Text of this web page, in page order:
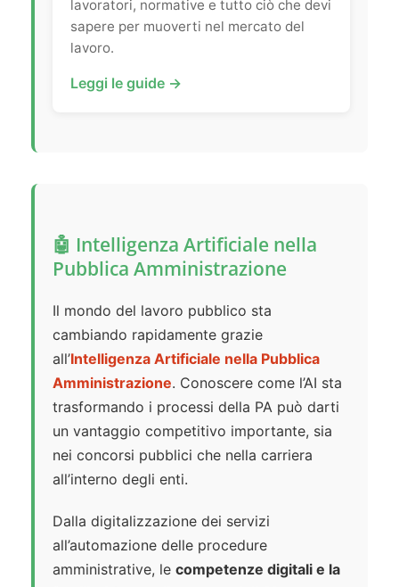
lavoratori, normative e tutto ciò che devi
sapere per muoverti nel mercato del
lavoro.
Leggi le guide →
🤖 Intelligenza Artificiale nella
Pubblica Amministrazione
Il mondo del lavoro pubblico sta
cambiando rapidamente grazie
all’Intelligenza Artificiale nella Pubblica
Amministrazione. Conoscere come l’AI sta
trasformando i processi della PA può darti
un vantaggio competitivo importante, sia
nei concorsi pubblici che nella carriera
all’interno degli enti.
Dalla digitalizzazione dei servizi
all’automazione delle procedure
amministrative, le competenze digitali e la